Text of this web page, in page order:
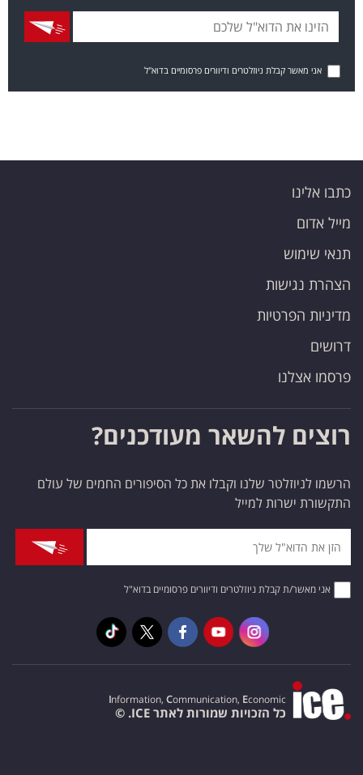
אני מאשר קבלת ניוזלטרים ודיוורים פרסומיים בדוא"ל
כתבו אלינו
מייל אדום
תנאי שימוש
הצהרת נגישות
מדיניות הפרטיות
דרושים
פרסמו אצלנו
רוצים להשאר מעודכנים?
הרשמו לניוזלטר שלנו וקבלו את כל הסיפורים החמים של עולם
התקשורת ישרות למייל
אני מאשר/ת קבלת ניוזלטרים ודיוורים פרסומיים בדוא"ל
Information, Communication, Economic
כל הזכויות שמורות לאתר ICE. ©